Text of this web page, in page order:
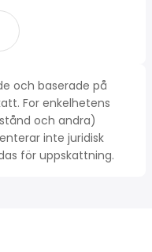
och baserade på
For enkelhetens
och andra)
inte juridisk
för uppskattning.